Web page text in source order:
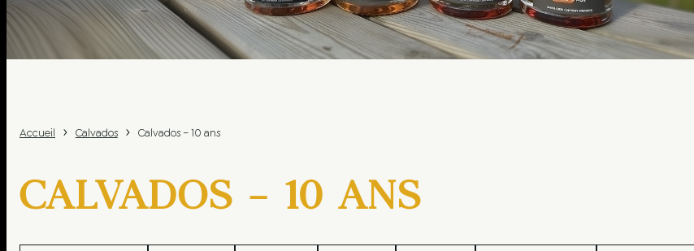
Accueil › Calvados › Calvados – 10 ans
CALVADOS – 10 ANS